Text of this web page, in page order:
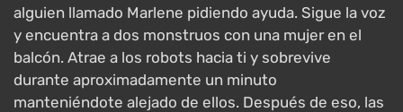
alguien llamado Marlene pidiendo ayuda. Sigue la voz
y encuentra a dos monstruos con una mujer en el
balcón. Atrae a los robots hacia ti y sobrevive
durante aproximadamente un minuto
manteniéndote alejado de ellos. Después de eso, las